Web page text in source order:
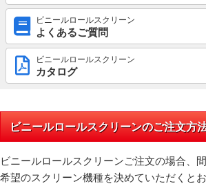
ビニールロールスクリーン
よくあるご質問
ビニールロールスクリーン
カタログ
ビニールロールスクリーンのご注文方
ビニールロールスクリーンご注文の場合、
希望のスクリーン機種を決めていただくと